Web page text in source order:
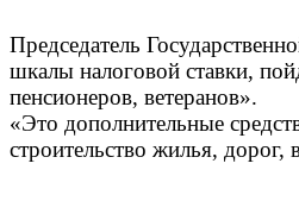
Председатель
шкалы налоговой ставки,
пенсионеров, ветеранов».
«Это дополнительные
строительство жилья,